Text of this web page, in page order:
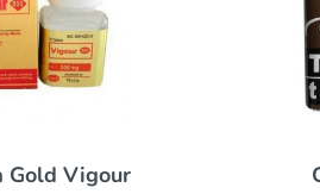
Black